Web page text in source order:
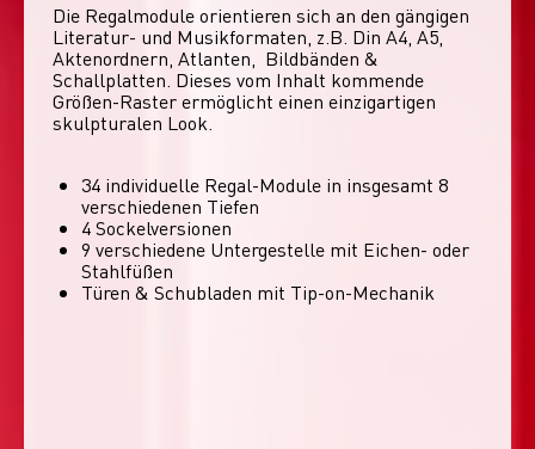
Die Regalmodule orientieren sich an den gängigen
Literatur- und Musikformaten, z.B. Din A4, A5,
Aktenordnern, Atlanten,  Bildbänden &
Schallplatten. Dieses vom Inhalt kommende
Größen-Raster ermöglicht einen einzigartigen
skulpturalen Look.
34 individuelle Regal-Module​ in insgesamt 8
verschiedenen Tiefen
4 Sockelversionen​
9 verschiedene Untergestelle mit Eichen- oder
Stahlfüßen
Türen & Schubladen mit Tip-on-Mechanik